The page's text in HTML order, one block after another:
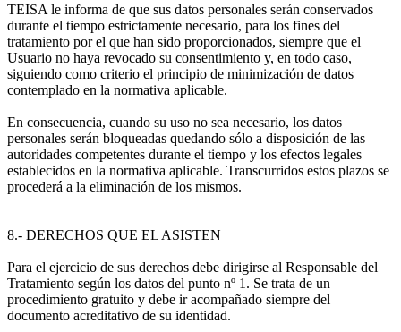
TEISA le informa de que sus datos personales serán conservados
durante el tiempo estrictamente necesario, para los fines del
tratamiento por el que han sido proporcionados, siempre que el
Usuario no haya revocado su consentimiento y, en todo caso,
siguiendo como criterio el principio de minimización de datos
contemplado en la normativa aplicable.
En consecuencia, cuando su uso no sea necesario, los datos
personales serán bloqueadas quedando sólo a disposición de las
autoridades competentes durante el tiempo y los efectos legales
establecidos en la normativa aplicable. Transcurridos estos plazos se
procederá a la eliminación de los mismos.
8.- DERECHOS QUE EL ASISTEN
Para el ejercicio de sus derechos debe dirigirse al Responsable del
Tratamiento según los datos del punto nº 1. Se trata de un
procedimiento gratuito y debe ir acompañado siempre del
documento acreditativo de su identidad.